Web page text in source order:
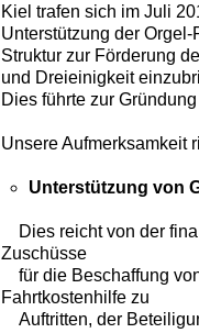
Kiel trafen sich im Juli
Unterstützung der
Struktur zur Förderung
und Dreieinigkeit
Dies führte zur
Unsere Aufmerksamkeit
Unterstützung von
Dies reicht von der
Zuschüsse
für die Beschaffung
Fahrtkostenhilfe zu
Auftritten, der